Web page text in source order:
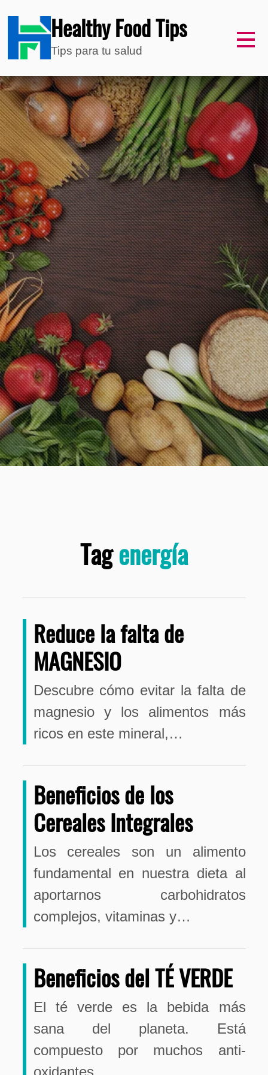
Healthy Food Tips
Tips para tu salud
Tagenergía
Reduce la falta de
MAGNESIO
Descubre cómo evitar la falta de
magnesio y los alimentos más
ricos en este mineral,…
Beneficios de los
Cereales Integrales
Los cereales son un alimento
fundamental en nuestra dieta al
aportarnos carbohidratos
complejos, vitaminas y…
Beneficios del TÉ VERDE
El té verde es la bebida más
sana del planeta. Está
compuesto por muchos anti-